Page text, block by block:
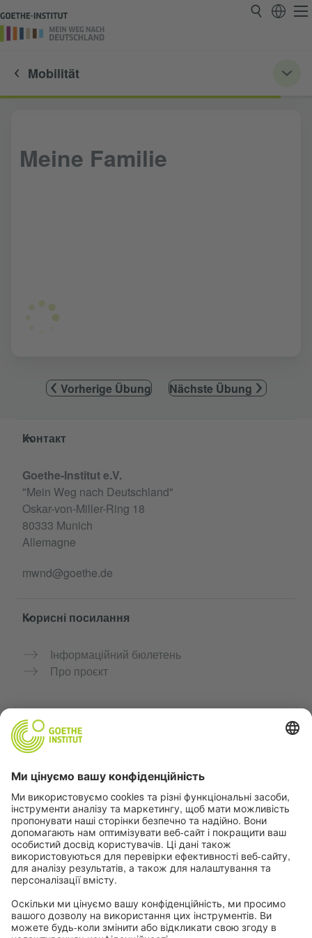
Mobilität
Meine Familie
Vorherige Übung Nächste Übung
Service- und Informationsbereich
Контакт
Goethe-Institut e.V.
"Mein Weg nach Deutschland"
Oskar-von-Miller-Ring 18
80333 Munich
Allemagne
mwnd@goethe.de
Корисні посилання
Інформаційний бюлетень
Про проєкт
Додаткові вебсайти
Community “Deutsch für dich”
Практикуйте німецьку безкоштовно
Курси німецької мови Goethe-Institut
Портал для вчителів «Deutschstunde»
Конфіденційність і доступність
Налаштування конфіденційності
Доступність